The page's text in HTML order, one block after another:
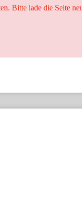
Bitte lade die Seite